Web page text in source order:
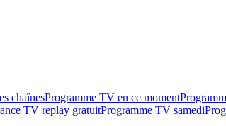
chaînesProgramme TV en ce moment
TV replay gratuitProgramme TV samedi